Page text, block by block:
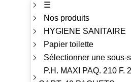
☰
Nos produits
HYGIENE SANITAIRE
Papier toilette
Sélectionner une sous-
P.H. MAXI PAQ. 210 F.